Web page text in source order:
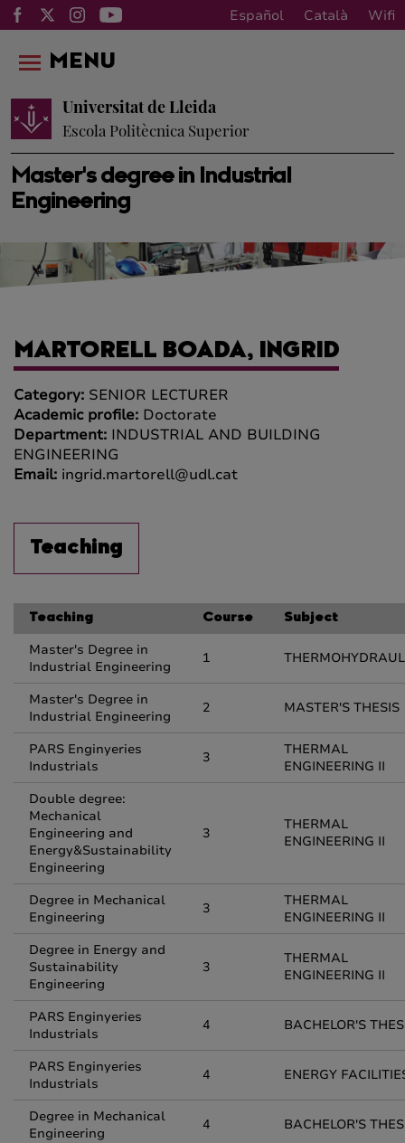
Español Català Wifi
Master's degree in Industrial
Engineering
Universitat de Lleida
Escola Politècnica Superior
MENU
MARTORELL BOADA, INGRID
Category: SENIOR LECTURER
Academic profile: Doctorate
Department: INDUSTRIAL AND BUILDING
ENGINEERING
Email: ingrid.martorell@udl.cat
Teaching
Teaching Course Subject
Master's Degree in
Industrial Engineering
1
Master's Degree in
Industrial Engineering
2 MASTER'S THESIS
PARS Enginyeries
Industrials
3
THERMAL
ENGINEERING II
Double degree:
Mechanical
Engineering and
Energy&Sustainability
Engineering
3
THERMAL
ENGINEERING II
Degree in Mechanical
Engineering
3
THERMAL
ENGINEERING II
Degree in Energy and
Sustainability
Engineering
3
THERMAL
ENGINEERING II
PARS Enginyeries
Industrials
4 BACHELOR'S
PARS Enginyeries
Industrials
4 ENERGY
Degree in Mechanical
Engineering
4 BACHELOR'S